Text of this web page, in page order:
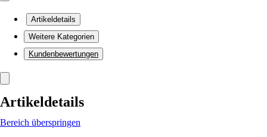
Artikeldetails
Weitere Kategorien
Kundenbewertungen
Artikeldetails
Bereich überspringen